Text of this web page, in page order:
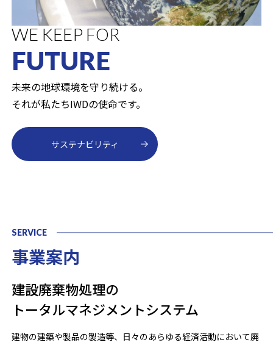
お問い合わせ
お問い合わせフォーム
046-235-6000
8:30〜17:30(日曜・祝日休)
WE ARE WAITING FOR
YOU
神奈川、千葉、栃木、それぞれの地域、
そして地球環境に貢献できる仕事を私たちと一緒に。
採用情報
WE DESIGN FOR
ENVIRONMENT
私たちは廃棄物から資源を創り出し、
環境のためにデザインし続けます。
IWDの強み
WE ARE
SUSTAINABLE
COMPANY
私たちは1987年から続く、
産業廃棄物処理の優良認定業者です。
WE KEEP FOR
FUTURE
未来の地球環境を守り続ける。
それが私たちIWDの使命です。
サステナビリティ
WE ARE WAITING FOR
YOU
神奈川、千葉、栃木、それぞれの地域、
そして地球環境に貢献できる仕事を私たちと一緒に。
採用情報
WE DESIGN FOR
ENVIRONMENT
私たちは廃棄物から資源を創り出し、
環境のためにデザインし続けます。
IWDの強み
SERVICE
事業案内
建設廃棄物処理の
トータルマネジメントシステム
建物の建築や製品の製造等、日々のあらゆる経済活動において廃